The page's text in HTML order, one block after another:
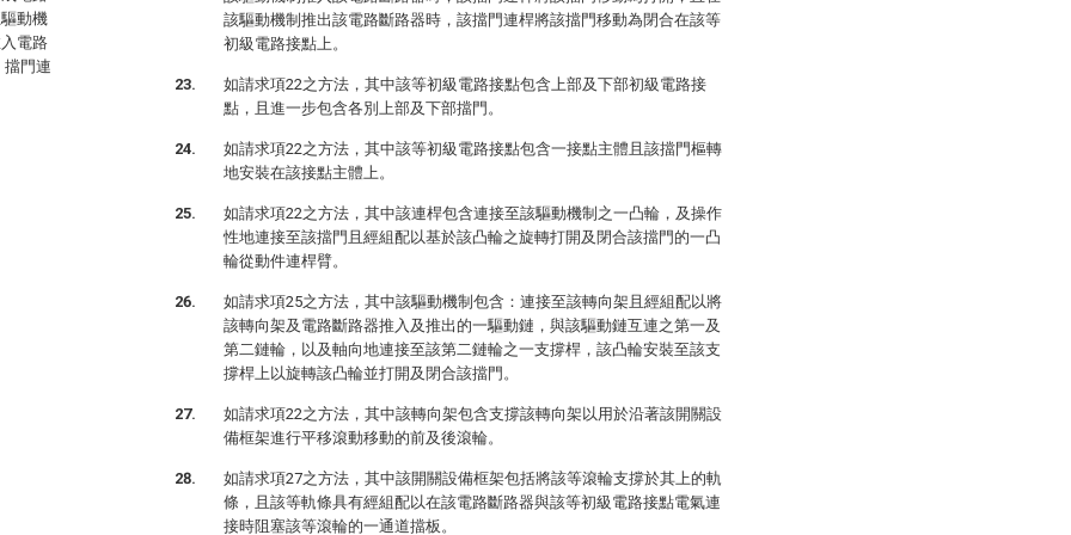
動機
電路
擋門連
該驅動機制推出該電路斷路器時，該擋門連桿將該擋門移動為閉合在該等
初級電路接點上。
如請求項22之方法，其中該等初級電路接點包含上部及下部初級電路接
點，且進一步包含各別上部及下部擋門。
如請求項22之方法，其中該等初級電路接點包含一接點主體且該擋門樞轉
地安裝在該接點主體上。
如請求項22之方法，其中該連桿包含連接至該驅動機制之一凸輪，及操作
性地連接至該擋門且經組配以基於該凸輪之旋轉打開及閉合該擋門的一凸
輪從動件連桿臂。
如請求項25之方法，其中該驅動機制包含：連接至該轉向架且經組配以將
該轉向架及電路斷路器推入及推出的一驅動鏈，與該驅動鏈互連之第一及
第二鏈輪，以及軸向地連接至該第二鏈輪之一支撐桿，該凸輪安裝至該支
撐桿上以旋轉該凸輪並打開及閉合該擋門。
如請求項22之方法，其中該轉向架包含支撐該轉向架以用於沿著該開關設
備框架進行平移滾動移動的前及後滾輪。
如請求項27之方法，其中該開關設備框架包括將該等滾輪支撐於其上的軌
條，且該等軌條具有經組配以在該電路斷路器與該等初級電路接點電氣連
接時阻塞該等滾輪的一通道擋板。